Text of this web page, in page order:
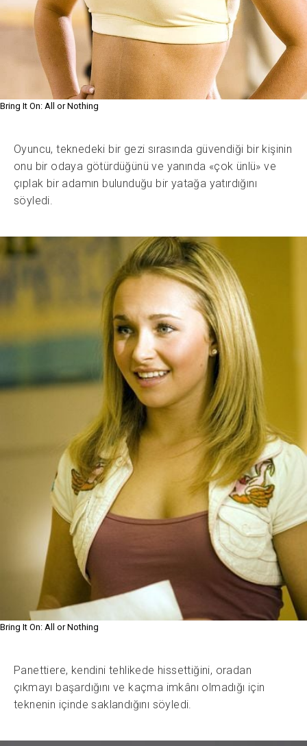
Bring It On: All or Nothing
Oyuncu, teknedeki bir gezi sırasında güvendiği bir kişinin
onu bir odaya götürdüğünü ve yanında «çok ünlü» ve
çıplak bir adamın bulunduğu bir yatağa yatırdığını
söyledi.
Bring It On: All or Nothing
Panettiere, kendini tehlikede hissettiğini, oradan
çıkmayı başardığını ve kaçma imkânı olmadığı için
teknenin içinde saklandığını söyledi.